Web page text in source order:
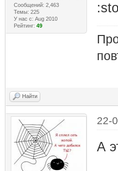
Сообщений: 2,463
Темы: 225
У нас с: Aug 2010
Рейтинг: 49
Найти
22-
А